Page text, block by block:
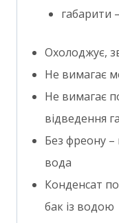
габарити
Охолоджує,
Не вимагає
Не вимагає
відведення
Без фреону –
вода
Конденсат
бак із водою